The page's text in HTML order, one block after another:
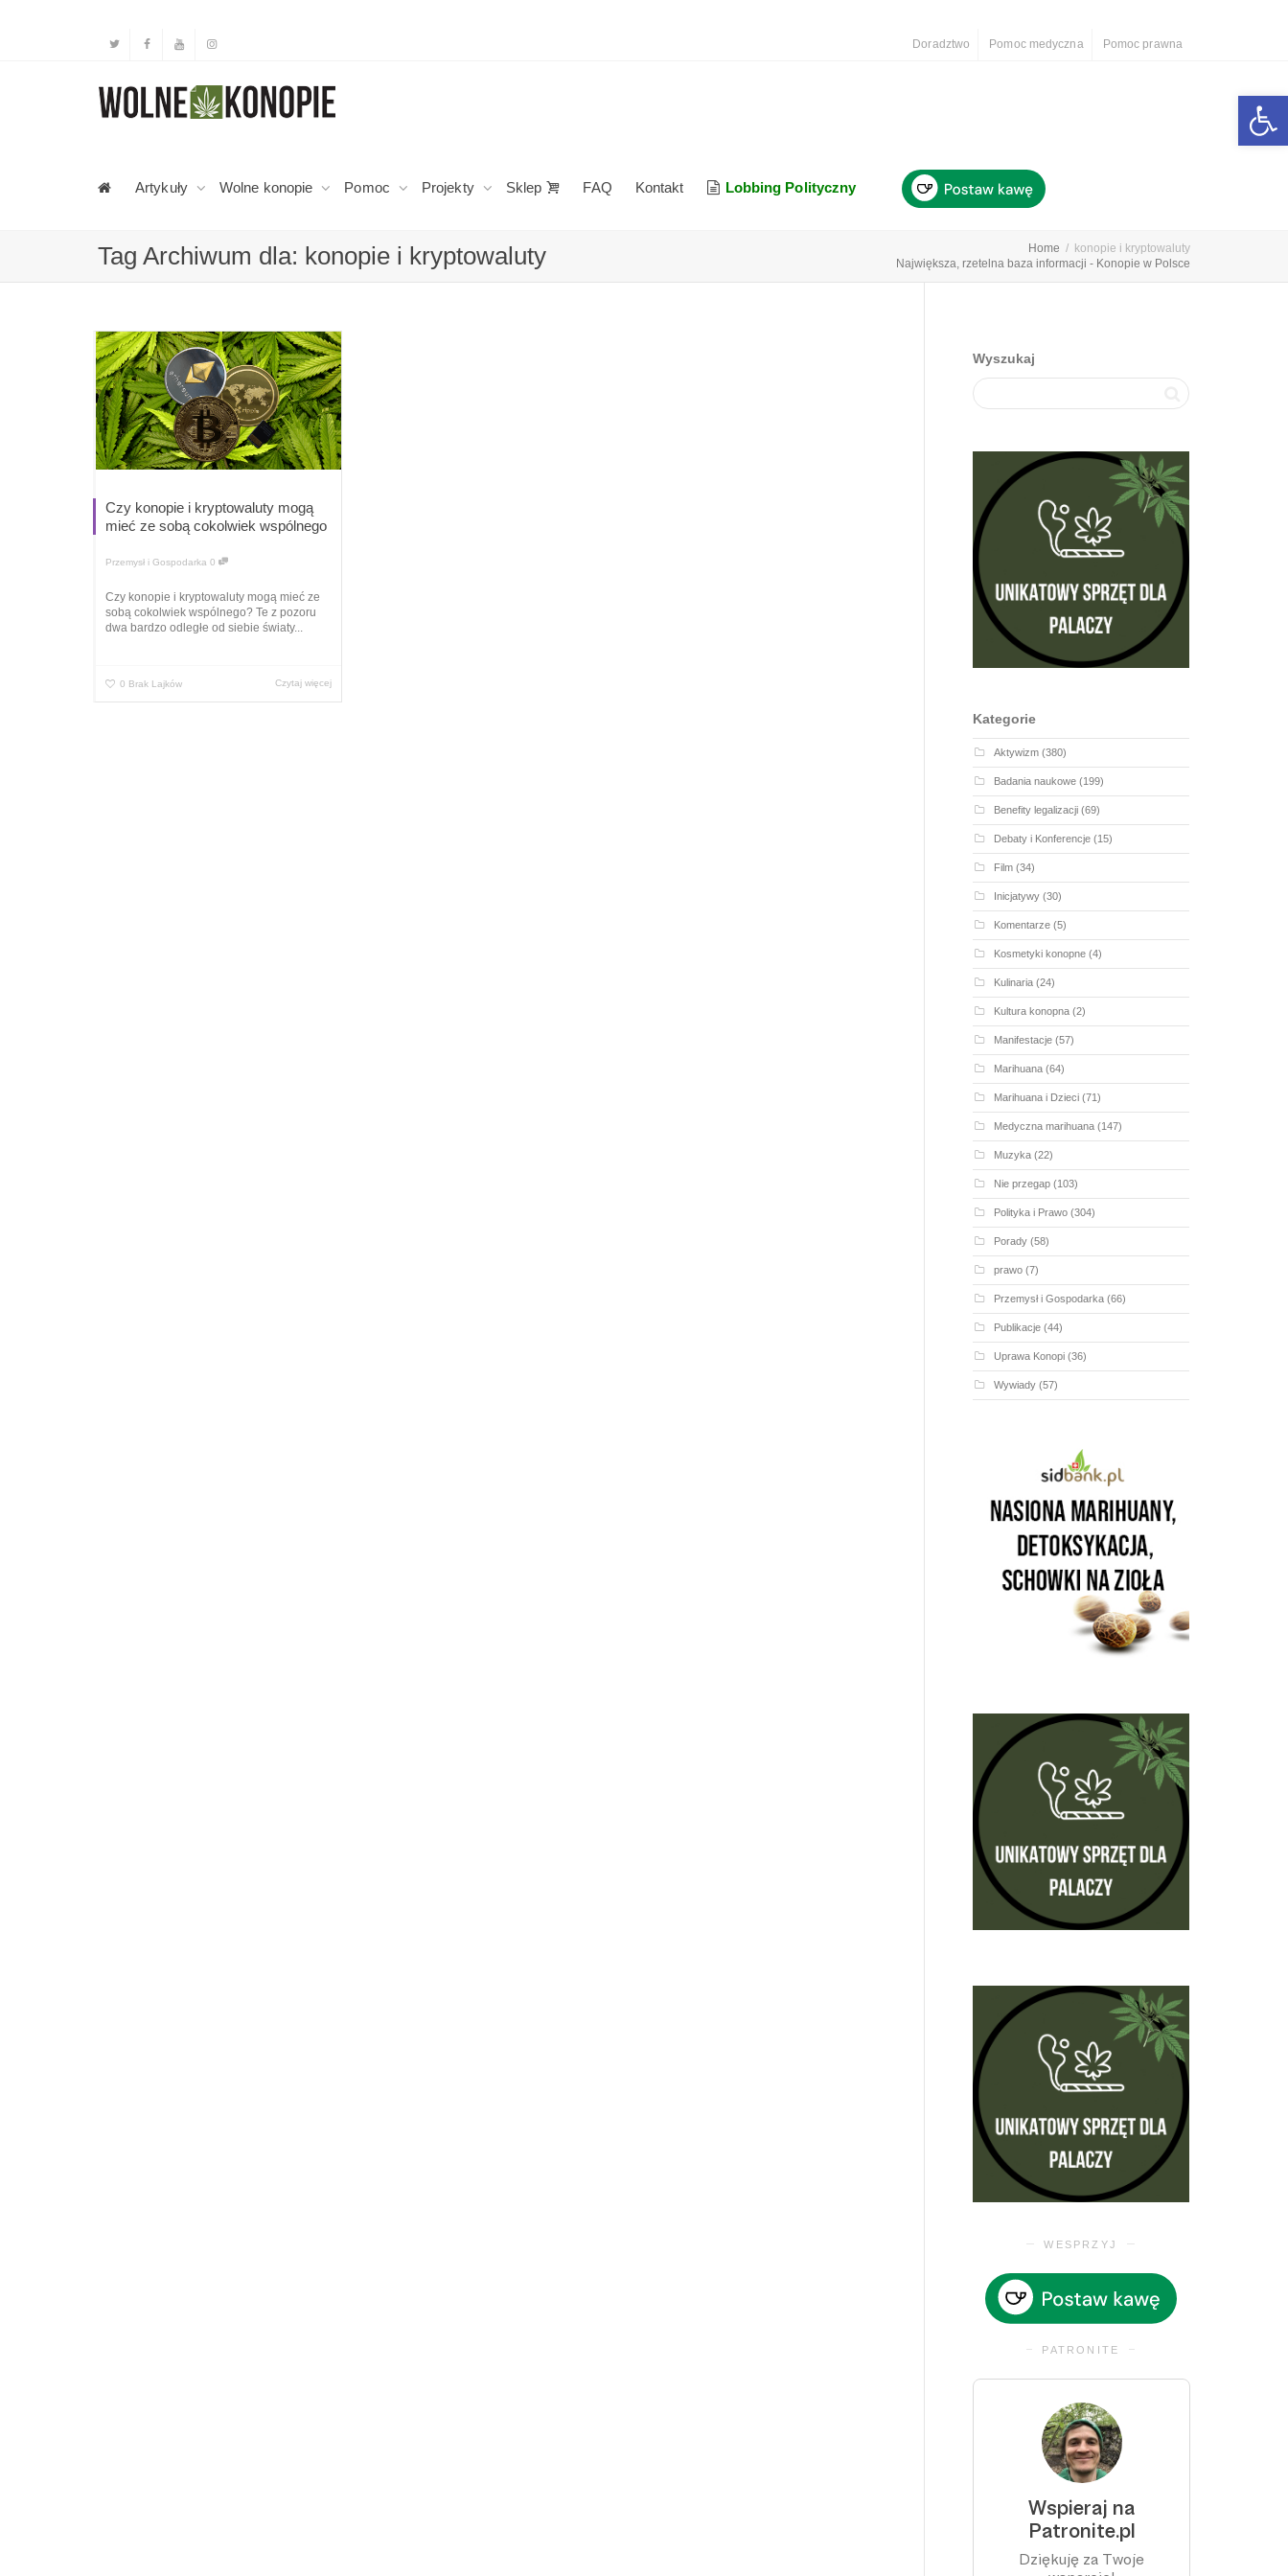
Doradztwo Pomoc medyczna Pomoc prawna
Artykuły Wolne konopie Pomoc Projekty Sklep FAQ Kontakt Lobbing Polityczny
Tag Archiwum dla: konopie i kryptowaluty Home
konopie i kryptowaluty
Największa, rzetelna baza informacji - Konopie w Polsce
Czy konopie i kryptowaluty mogą
mieć ze sobą cokolwiek wspólnego
Przemysł i Gospodarka 0
Czy konopie i kryptowaluty mogą mieć ze
sobą cokolwiek wspólnego? Te z pozoru
dwa bardzo odległe od siebie światy...
0 Brak Lajków Czytaj więcej
Wyszukaj
Kategorie
Aktywizm(380)
Badania naukowe(199)
Benefity legalizacji(69)
Debaty i Konferencje(15)
Film(34)
Inicjatywy(30)
Komentarze(5)
Kosmetyki konopne(4)
Kulinaria(24)
Kultura konopna(2)
Manifestacje(57)
Marihuana(64)
Marihuana i Dzieci(71)
Medyczna marihuana(147)
Muzyka(22)
Nie przegap(103)
Polityka i Prawo(304)
Porady(58)
prawo(7)
Przemysł i Gospodarka(66)
Publikacje(44)
Uprawa Konopi(36)
Wywiady(57)
WESPRZYJ
PATRONITE